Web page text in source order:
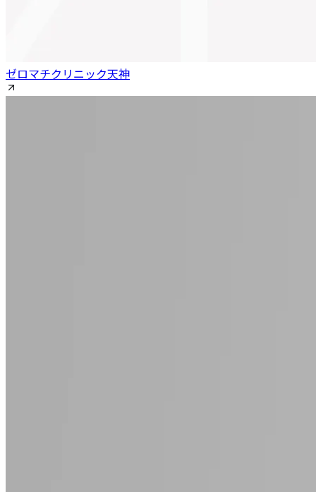
ゼロマチクリニック天神